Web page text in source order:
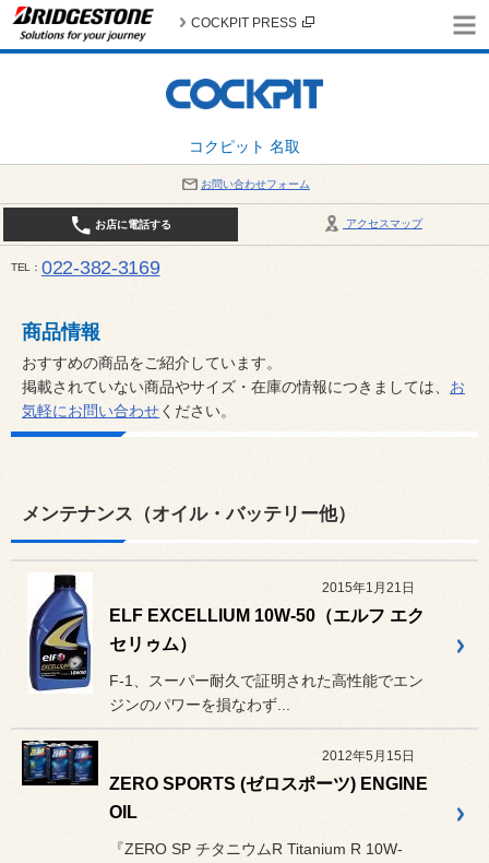
コクピット 名取
COCKPIT PRESS
お問い合わせフォーム
アクセスマップ
お店に電話する
TEL 022-382-3169
商品情報
おすすめの商品をご紹介しています。
掲載されていない商品やサイズ・在庫の情報につきましては、 お
気軽にお問い合わせください。
メンテナンス（オイル・バッテリー他）
2015年1月21日
ELF EXCELLIUM 10W-50（エルフ エク
セリゥム）
F-1、スーパー耐久で証明された高性能でエン
ジンのパワーを損なわず...
2012年5月15日
ZERO SPORTS (ゼロスポーツ) ENGINE
OIL
『ZERO SP チタニウムR Titanium R 10W-